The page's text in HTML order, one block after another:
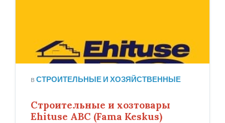
вСТРОИТЕЛЬНЫЕ И ХОЗЯЙСТВЕННЫЕ
Строительные и хозтовары
Ehituse ABC (Fama Keskus)